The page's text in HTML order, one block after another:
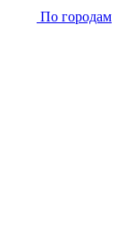
По городам